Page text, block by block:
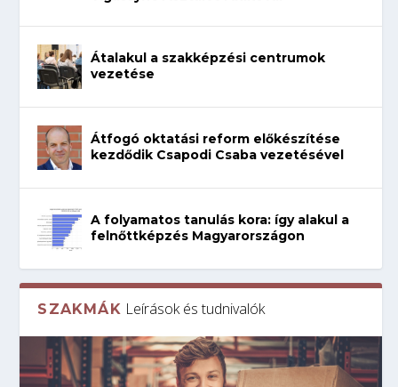
Átalakul a szakképzési centrumok
vezetése
Átfogó oktatási reform előkészítése
kezdődik Csapodi Csaba vezetésével
A folyamatos tanulás kora: így alakul a
felnőttképzés Magyarországon
SZAKMÁK Leírások és tudnivalók